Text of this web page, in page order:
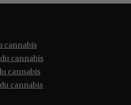
cannabis
cannabis
cannabis
cannabis